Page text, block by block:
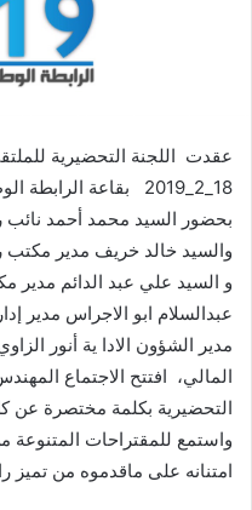
عقدت اللجنة التحضيرية
18_2_2019 بقاعة
بحضور السيد محمد أحمد نائب
والسيد خالد خريف مدير مكتب
و السيد علي عبد الدائم مدير
عبدالسلام ابو الاجراس مدير
مدير الشؤون الادا ية أنور
المالي، افتتح الاجتماع
التحضيرية بكلمة مختصرة عن
واستمع للمقتراحات المتنوعة
امتنانه على ماقدموه من تميز